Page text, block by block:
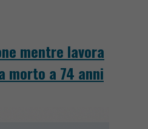
mentre lavora
morto a 74 anni